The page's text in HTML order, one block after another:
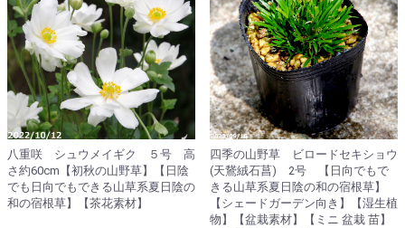
八重咲 シュウメイギク ５号 高
さ約60cm【初秋の山野草】【日陰
でも日向でもできる山草系夏日陰の
和の宿根草】【茶花素材】
四季の山野草 ビロードセキショウ
(天鵞絨石菖) 2号 【日向でもで
きる山草系夏日陰の和の宿根草】
【シェードガーデン向き】【湿生植
物】【盆栽素材】【ミニ 盆栽 苗】